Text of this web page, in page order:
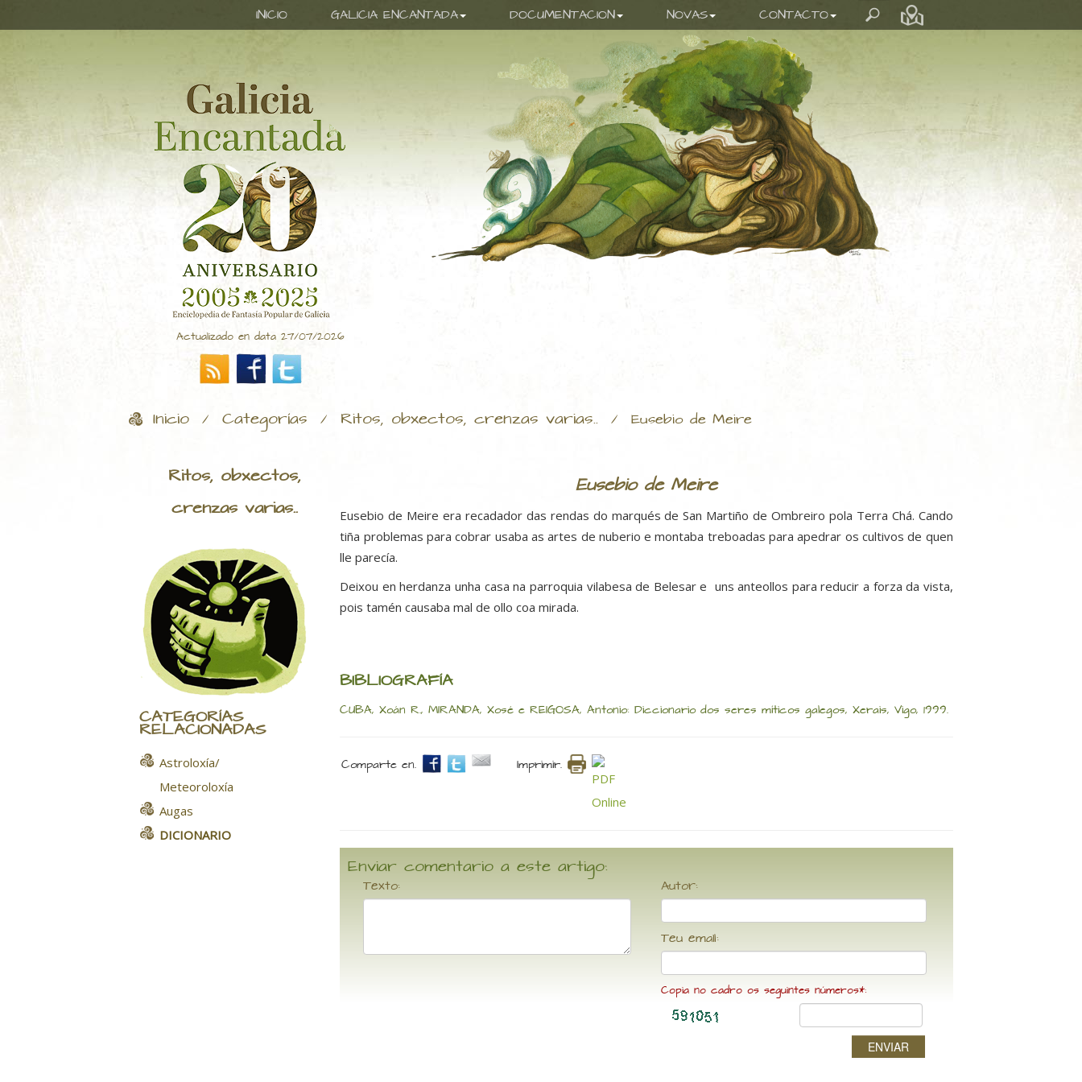
INICIO GALICIA ENCANTADA DOCUMENTACION NOVAS CONTACTO
Actualizado en data 27/07/2026
Inicio / Categorías / Ritos, obxectos, crenzas varias.. / Eusebio de Meire
Ritos, obxectos,
crenzas varias..
CATEGORÍAS
RELACIONADAS
Astroloxía/
Meteoroloxía
Augas
DICIONARIO
Eusebio de Meire
Eusebio de Meire era recadador das rendas do marqués de San Martiño de Ombreiro pola Terra Chá. Cando
tiña problemas para cobrar usaba as artes de nuberio e montaba treboadas para apedrar os cultivos de quen
lle parecía.
Deixou en herdanza unha casa na parroquia vilabesa de Belesar e uns anteollos para reducir a forza da vista,
pois tamén causaba mal de ollo coa mirada.
BIBLIOGRAFÍA
CUBA, Xoán R., MIRANDA, Xosé e REIGOSA, Antonio: Diccionario dos seres míticos galegos, Xerais, Vigo, 1999.
Comparte en. Imprimir.
Enviar comentario a este artigo:
Texto: Autor:
Teu email:
Copia no cadro os seguintes números*:
ENVIAR